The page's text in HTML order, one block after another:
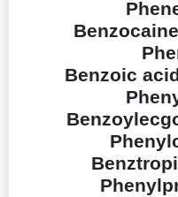
Benzoic